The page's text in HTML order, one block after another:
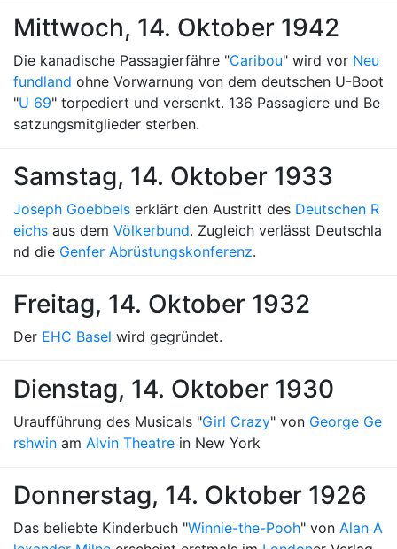
Mittwoch, 14. Oktober 1942
Die kanadische Passagierfähre "Caribou" wird vor Neu
fundland ohne Vorwarnung von dem deutschen U-Boot
"U 69" torpediert und versenkt. 136 Passagiere und Be
satzungsmitglieder sterben.
Samstag, 14. Oktober 1933
Joseph Goebbels erklärt den Austritt des Deutschen R
eichs aus dem Völkerbund. Zugleich verlässt Deutschla
nd die Genfer Abrüstungskonferenz.
Freitag, 14. Oktober 1932
Der EHC Basel wird gegründet.
Dienstag, 14. Oktober 1930
Uraufführung des Musicals "Girl Crazy" von George Ge
rshwin am Alvin Theatre in New York
Donnerstag, 14. Oktober 1926
Das beliebte Kinderbuch "Winnie-the-Pooh" von Alan A